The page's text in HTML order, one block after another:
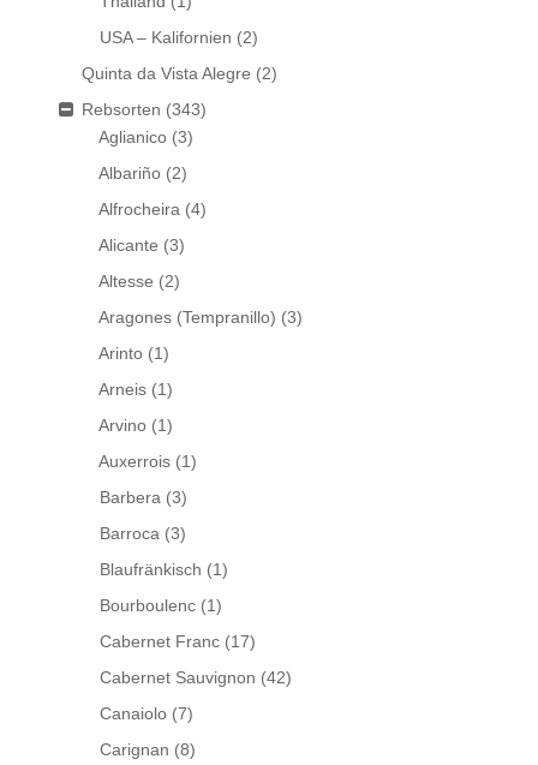
USA – Kalifornien (2)
Quinta da Vista Alegre (2)
Rebsorten (343)
Aglianico (3)
Albariño (2)
Alfrocheira (4)
Alicante (3)
Altesse (2)
Aragones (Tempranillo) (3)
Arinto (1)
Arneis (1)
Arvino (1)
Auxerrois (1)
Barbera (3)
Barroca (3)
Blaufränkisch (1)
Bourboulenc (1)
Cabernet Franc (17)
Cabernet Sauvignon (42)
Canaiolo (7)
Carignan (8)